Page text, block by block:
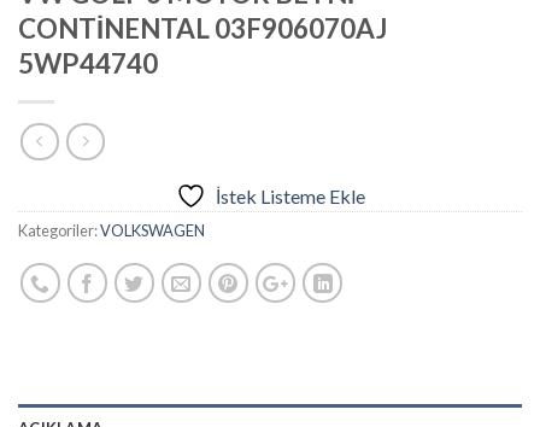
CONTİNENTAL 03F906070AJ
5WP44740
İstek Listeme Ekle
Kategoriler:VOLKSWAGEN